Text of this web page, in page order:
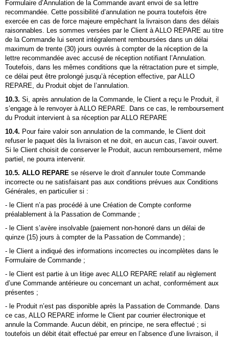
Formulaire d’Annulation de la Commande avant envoi de sa lettre
recommandée. Cette possibilité d’annulation ne pourra toutefois être
exercée en cas de force majeure empêchant la livraison dans des délais
raisonnables. Les sommes versées par le Client àALLO REPARE au titre
de la Commande lui seront intégralement remboursées dans un délai
maximum de trente (30) jours ouvrés à compter de la réception de la
lettre recommandée avec accusé de réception notifiant l’Annulation.
Toutefois, dans les mêmes conditions que la rétractation pure et simple,
ce délai peut être prolongé jusqu’à réception effective, parALLO
REPARE, du Produit objet de l’annulation.
10.3. Si, après annulation de la Commande, le Client a reçu le Produit, il
s’engage à le renvoyer àALLO REPARE. Dans ce cas, le remboursement
du Produit intervient à sa réception parALLO REPARE
10.4. Pour faire valoir son annulation de la commande, le Client doit
refuser le paquet dès la livraison et ne doit, en aucun cas, l’avoir ouvert.
Si le Client choisit de conserver le Produit, aucun remboursement, même
partiel, ne pourra intervenir.
10.5. ALLO REPARE se réserve le droit d’annuler toute Commande
incorrecte ou ne satisfaisant pas aux conditions prévues aux Conditions
Générales, en particulier si :
- le Client n’a pas procédé à une Création de Compte conforme
préalablement à la Passation de Commande ;
- le Client s’avère insolvable (paiement non-honoré dans un délai de
quinze (15) jours à compter de la Passation de Commande) ;
- le Client a indiqué des informations incorrectes ou incomplètes dans le
Formulaire de Commande ;
- le Client est partie à un litige avec ALLO REPARE relatif au règlement
d’une Commande antérieure ou concernant un achat, conformément aux
présentes ;
- le Produit n’est pas disponible après la Passation de Commande. Dans
ce cas, ALLO REPARE informe le Client par courrier électronique et
annule la Commande. Aucun débit, en principe, ne sera effectué ; si
toutefois un débit était effectué par erreur en l’absence d’une livraison, il